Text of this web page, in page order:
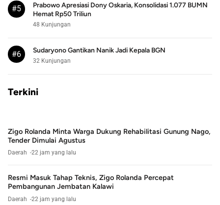
#5
Prabowo Apresiasi Dony Oskaria, Konsolidasi 1.077 BUMN
Hemat Rp50 Triliun
48 Kunjungan
#6 Sudaryono Gantikan Nanik Jadi Kepala BGN
32 Kunjungan
Terkini
Zigo Rolanda Minta Warga Dukung Rehabilitasi Gunung Nago,
Tender Dimulai Agustus
Daerah 22 jam yang lalu
Resmi Masuk Tahap Teknis, Zigo Rolanda Percepat
Pembangunan Jembatan Kalawi
Daerah 22 jam yang lalu